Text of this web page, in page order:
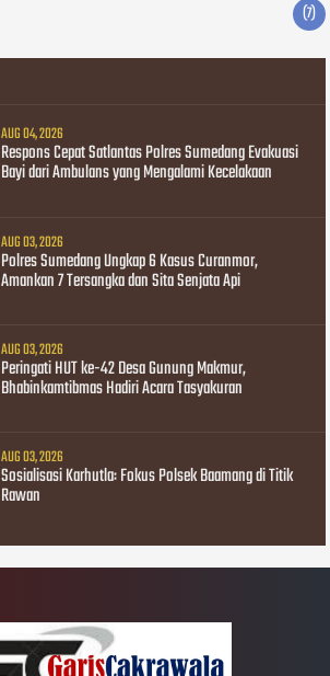
(7)
AUG 04, 2026
Respons Cepat Satlantas Polres Sumedang Evakuasi
Bayi dari Ambulans yang Mengalami Kecelakaan
AUG 03, 2026
Polres Sumedang Ungkap 6 Kasus Curanmor,
Amankan 7 Tersangka dan Sita Senjata Api
AUG 03, 2026
Peringati HUT ke-42 Desa Gunung Makmur,
Bhabinkamtibmas Hadiri Acara Tasyakuran
AUG 03, 2026
Sosialisasi Karhutla: Fokus Polsek Baamang di Titik
Rawan